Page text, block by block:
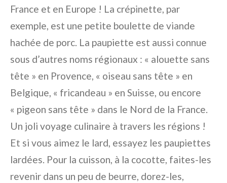
France et en Europe ! La crépinette, par
exemple, est une petite boulette de viande
hachée de porc. La paupiette est aussi connue
sous d’autres noms régionaux : « alouette sans
tête » en Provence, « oiseau sans tête » en
Belgique, « fricandeau » en Suisse, ou encore
« pigeon sans tête » dans le Nord de la France.
Un joli voyage culinaire à travers les régions !
Et si vous aimez le lard, essayez les paupiettes
lardées. Pour la cuisson, à la cocotte, faites-les
revenir dans un peu de beurre, dorez-les,